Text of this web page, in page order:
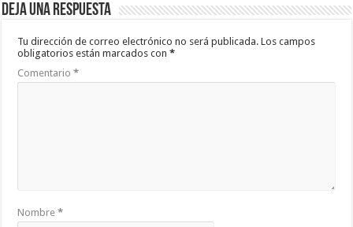
Deja una respuesta
Tu dirección de correo electrónico no será publicada. Los campos
obligatorios están marcados con*
Comentario*
Nombre*